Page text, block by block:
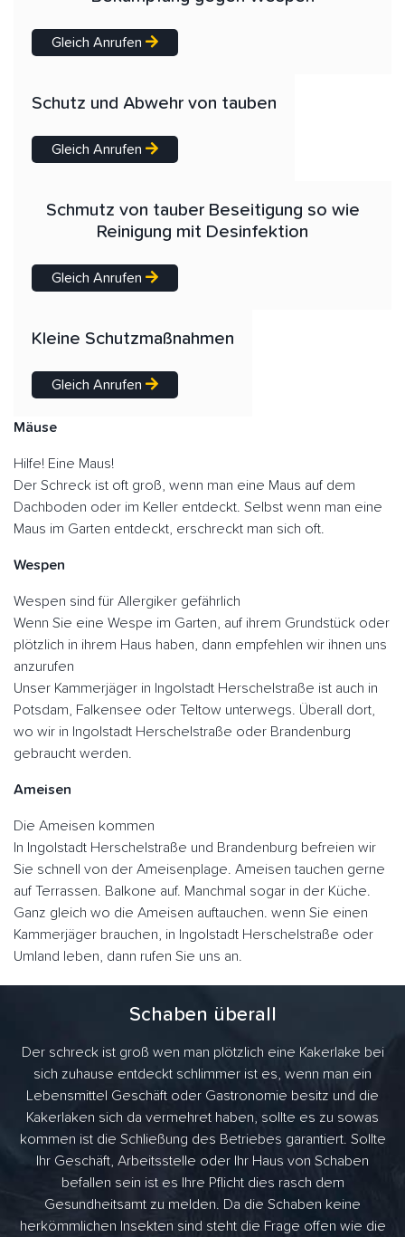
Gleich Anrufen
Schutz und Abwehr von tauben
Gleich Anrufen
Schmutz von tauber Beseitigung so wie
Reinigung mit Desinfektion
Gleich Anrufen
Kleine Schutzmaßnahmen
Gleich Anrufen
Mäuse
Hilfe! Eine Maus!
Der Schreck ist oft groß, wenn man eine Maus auf dem
Dachboden oder im Keller entdeckt. Selbst wenn man eine
Maus im Garten entdeckt, erschreckt man sich oft.
Wespen
Wespen sind für Allergiker gefährlich
Wenn Sie eine Wespe im Garten, auf ihrem Grundstück oder
plötzlich in ihrem Haus haben, dann empfehlen wir ihnen uns
anzurufen
Unser Kammerjäger in Ingolstadt Herschelstraße ist auch in
Potsdam, Falkensee oder Teltow unterwegs. Überall dort,
wo wir in Ingolstadt Herschelstraße oder Brandenburg
gebraucht werden.
Ameisen
Die Ameisen kommen
In Ingolstadt Herschelstraße und Brandenburg befreien wir
Sie schnell von der Ameisenplage. Ameisen tauchen gerne
auf Terrassen. Balkone auf. Manchmal sogar in der Küche.
Ganz gleich wo die Ameisen auftauchen. wenn Sie einen
Kammerjäger brauchen, in Ingolstadt Herschelstraße oder
Umland leben, dann rufen Sie uns an.
Schaben überall
Der schreck ist groß wen man plötzlich eine Kakerlake bei
sich zuhause entdeckt schlimmer ist es, wenn man ein
Lebensmittel Geschäft oder Gastronomie besitz und die
Kakerlaken sich da vermehret haben, sollte es zu sowas
kommen ist die Schließung des Betriebes garantiert. Sollte
Ihr Geschäft, Arbeitsstelle oder Ihr Haus von Schaben
befallen sein ist es Ihre Pflicht dies rasch dem
Gesundheitsamt zu melden. Da die Schaben keine
herkömmlichen Insekten sind steht die Frage offen wie die